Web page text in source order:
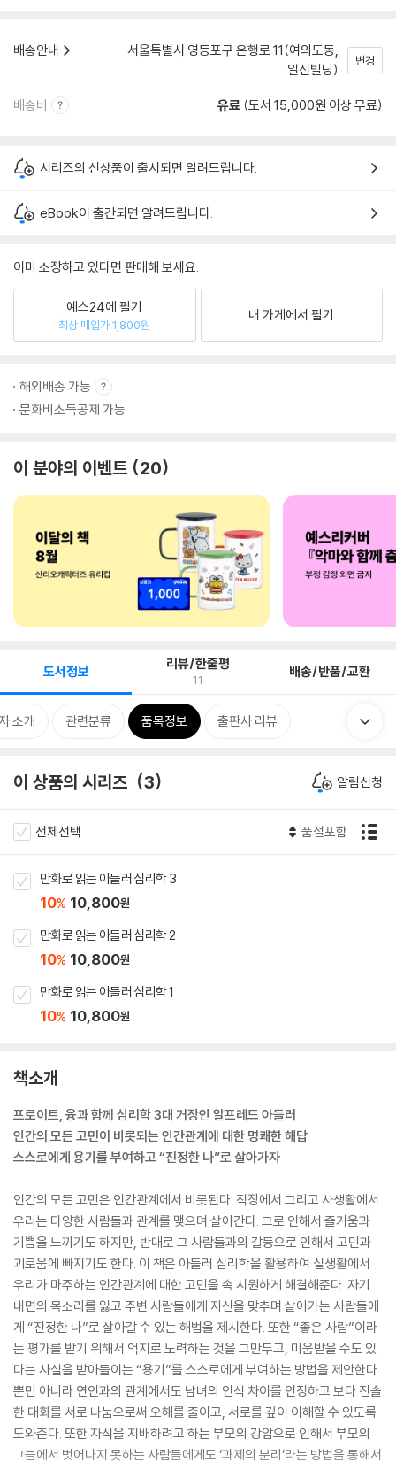
배송안내
서울특별시 영등포구 은행로 11(여의도동,
일신빌딩)
변경
배송비 유료 (도서 15,000원 이상 무료)
시리즈의 신상품이 출시되면 알려드립니다.
eBook이 출간되면 알려드립니다.
이미 소장하고 있다면 판매해 보세요.
예스24에 팔기
최상 매입가 1,800원
내 가게에서 팔기
해외배송 가능
문화비소득공제 가능
이 분야의 이벤트 20
도서정보 리뷰/한줄평
11 배송/반품/교환
소개 관련분류 품목정보 출판사 리뷰
이 상품의 시리즈 3 알림신청
전체선택 품절포함
만화로 읽는 아들러 심리학 3
10% 10,800원
만화로 읽는 아들러 심리학 2
10% 10,800원
만화로 읽는 아들러 심리학 1
10% 10,800원
책소개
프로이트, 융과 함께 심리학 3대 거장인 알프레드 아들러
인간의 모든 고민이 비롯되는 인간관계에 대한 명쾌한 해답
스스로에게 용기를 부여하고 “진정한 나”로 살아가자
인간의 모든 고민은 인간관계에서 비롯된다. 직장에서 그리고 사생활에서
우리는 다양한 사람들과 관계를 맺으며 살아간다. 그로 인해서 즐거움과
기쁨을 느끼기도 하지만, 반대로 그 사람들과의 갈등으로 인해서 고민과
괴로움에 빠지기도 한다. 이 책은 아들러 심리학을 활용하여 실생활에서
우리가 마주하는 인간관계에 대한 고민을 속 시원하게 해결해준다. 자기
내면의 목소리를 잃고 주변 사람들에게 자신을 맞추며 살아가는 사람들에
게 “진정한 나”로 살아갈 수 있는 해법을 제시한다. 또한 “좋은 사람”이라
는 평가를 받기 위해서 억지로 노력하는 것을 그만두고, 미움받을 수도 있
다는 사실을 받아들이는 “용기”를 스스로에게 부여하는 방법을 제안한다.
뿐만 아니라 연인과의 관계에서도 남녀의 인식 차이를 인정하고 보다 진솔
한 대화를 서로 나눔으로써 오해를 줄이고, 서로를 깊이 이해할 수 있도록
도와준다. 또한 자식을 지배하려고 하는 부모의 강압으로 인해서 부모의
그늘에서 벗어나지 못하는 사람들에게도 ‘과제의 분리’라는 방법을 통해서